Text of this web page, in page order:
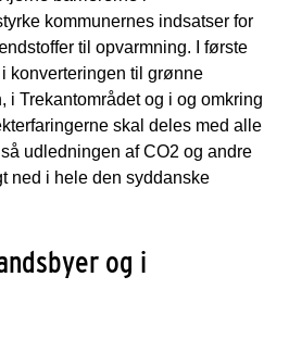
kommunernes indsatser for
til opvarmning. I første
konverteringen til grønne
i Trekantområdet og i og omkring
skal deles med alle
udledningen af CO2 og andre
ned i hele den syddanske
og i